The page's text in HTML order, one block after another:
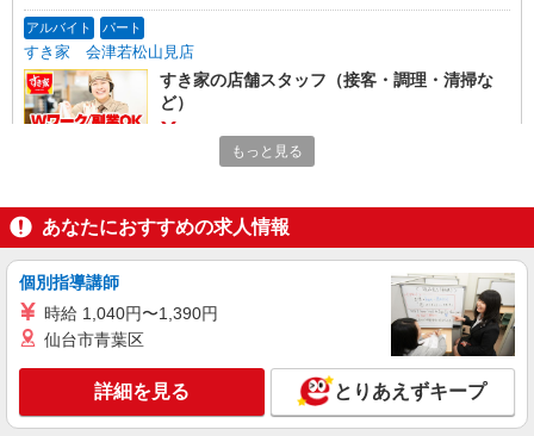
アルバイト パート
すき家 会津若松山見店
すき家の店舗スタッフ（接客・調理・清掃な
ど）
時給1,100円 ※22:00〜翌5:00：時給1,375円 ※
高校生時給1,063円 ※早朝手当（5:00〜9:00）時給
キープ
アルバイト パート
すき家 会津若松山見店
すき家の店舗スタッフ（接客・調理・清掃な
ど）
時給1,375円
福島県会津若松市山見1丁目9番1
もっと見る
あなたにおすすめの求人情報
個別指導講師
時給 1,040円〜1,390円
仙台市青葉区
詳細を見る とりあえずキープ